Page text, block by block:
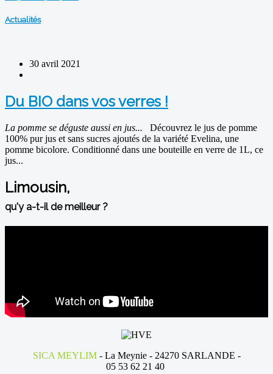
Actualités
30 avril 2021
Du BIO dans vos verres !
La pomme se déguste aussi en jus... Découvrez le jus de pomme
100% pur jus et sans sucres ajoutés de la variété Evelina, une
pomme bicolore. Conditionné dans une bouteille en verre de 1L, ce
jus...
Limousin,
qu'y a-t-il de meilleur ?
SICA MEYLIM- La Meynie - 24270 SARLANDE -
05 53 62 21 40